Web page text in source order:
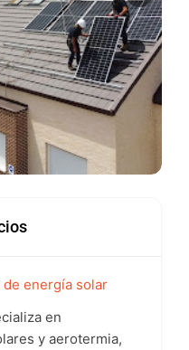
energía solar
en
y aerotermia,